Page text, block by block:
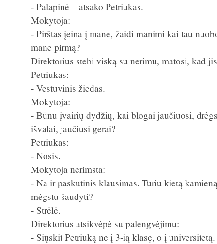
- Palapinė – atsako Petriukas.
Mokytoja:
- Pirštas įeina į mane, žaidi manimi kai tau
mane pirmą?
Direktorius stebi viską su nerimu, matosi, kad
Petriukas:
- Vestuvinis žiedas.
Mokytoja:
- Būnu įvairių dydžių, kai blogai jaučiuosi,
išvalai, jaučiusi gerai?
Petriukas:
- Nosis.
Mokytoja nerimsta:
- Na ir paskutinis klausimas. Turiu kietą
mėgstu šaudyti?
- Strėlė.
Direktorius atsikvėpė su palengvėjimu:
- Siųskit Petriuką ne į 3-ią klasę, o į